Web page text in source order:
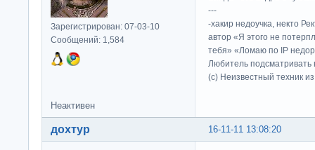
Зарегистрирован: 07-03-10
Сообщений: 1,584
---
-хакир недоучка, некто
автор «Я этого не
тебя» «Ломаю по IP
Любитель подсматривать
(c) Неизвестный техник
Неактивен
16-11-11 13:08:20
дохтур